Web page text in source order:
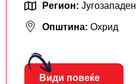
Регион: Југозападен
Општина: Охрид
Види повеќе